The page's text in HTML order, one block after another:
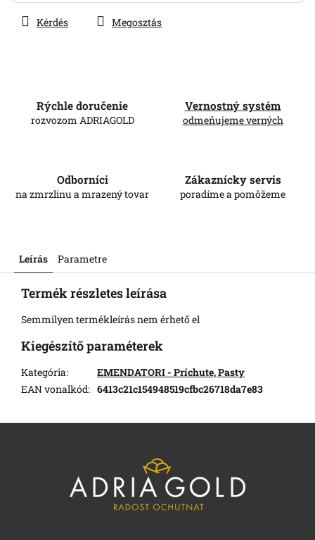
Kérdés Megosztás
Rýchle doručenie
rozvozom ADRIAGOLD
Vernostný systém
odmeňujeme verných
Odborníci
na zmrzlinu a mrazený tovar
Zákaznícky servis
poradíme a pomôžeme
Leírás Parametre
Termék részletes leírása
Semmilyen termékleírás nem érhető el
Kiegészítő paraméterek
Kategória:
EMENDATORI - Príchute, Pasty
EAN vonalkód: 6413c21c154948519cfbc26718da7e83